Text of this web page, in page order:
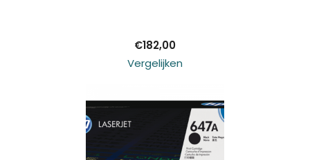
€182,00
Vergelijken